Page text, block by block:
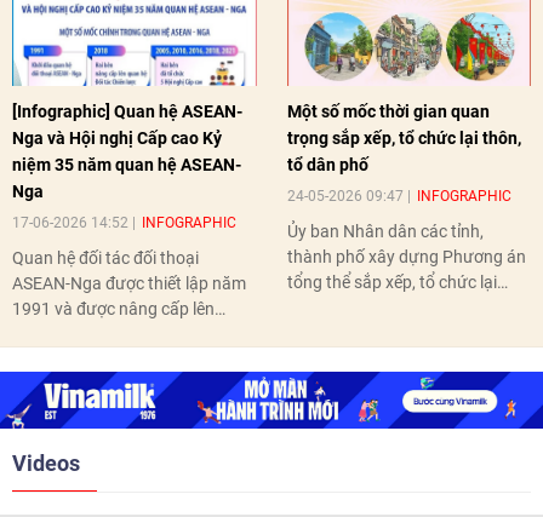
[Infographic] Quan hệ ASEAN-
Nga và Hội nghị Cấp cao Kỷ
niệm 35 năm quan hệ ASEAN-
Nga
17-06-2026 14:52 INFOGRAPHIC
Quan hệ đối tác đối thoại
ASEAN-Nga được thiết lập năm
1991 và được nâng cấp lên
nghị Cấp cao vào các năm 2005,
2010, 2016, 2018, 2021.
Một số mốc thời gian quan
trọng sắp xếp, tổ chức lại thôn,
tổ dân phố
24-05-2026 09:47 INFOGRAPHIC
Ủy ban Nhân dân các tỉnh,
thành phố xây dựng Phương án
tổng thể sắp xếp, tổ chức lại
Videos